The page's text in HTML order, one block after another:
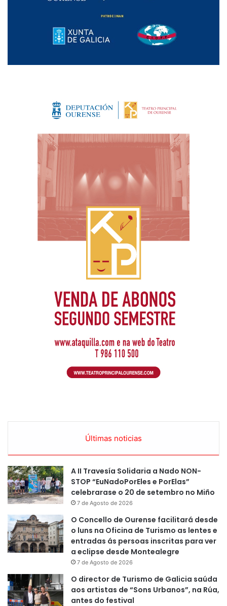
Últimas noticias
A II Travesía Solidaria a Nado NON-
STOP “EuNadoPorEles e PorElas”
celebrarase o 20 de setembro no Miño
7 de Agosto de 2026
O Concello de Ourense facilitará desde
o luns na Oficina de Turismo as lentes e
entradas ás persoas inscritas para ver
a eclipse desde Montealegre
7 de Agosto de 2026
O director de Turismo de Galicia saúda
aos artistas de “Sons Urbanos”, na Rúa,
antes do festival